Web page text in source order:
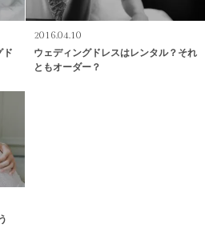
ド
2016.04.10
ウェディングドレスはレンタル？それ
ともオーダー？